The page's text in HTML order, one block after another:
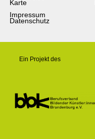
Karte
Impressum
Datenschutz
Ein Projekt des